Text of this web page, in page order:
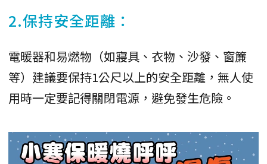
2.保持安全距離：
電暖器和易燃物（如寢具、衣物、沙發、窗簾
等）建議要保持1公尺以上的安全距離，無人使
用時一定要記得關閉電源，避免發生危險。